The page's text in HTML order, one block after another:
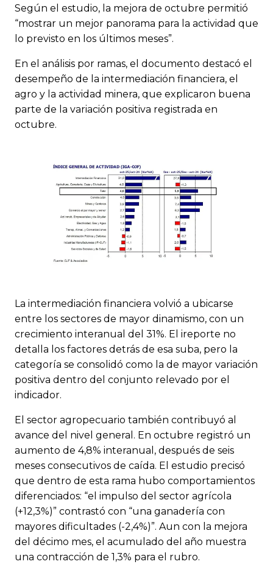
Según el estudio, la mejora de octubre permitió
“mostrar un mejor panorama para la actividad que
lo previsto en los últimos meses”.
En el análisis por ramas, el documento destacó el
desempeño de la intermediación financiera, el
agro y la actividad minera, que explicaron buena
parte de la variación positiva registrada en
octubre.
La intermediación financiera volvió a ubicarse
entre los sectores de mayor dinamismo, con un
crecimiento interanual del 31%. El ireporte no
detalla los factores detrás de esa suba, pero la
categoría se consolidó como la de mayor variación
positiva dentro del conjunto relevado por el
indicador.
El sector agropecuario también contribuyó al
avance del nivel general. En octubre registró un
aumento de 4,8% interanual, después de seis
meses consecutivos de caída. El estudio precisó
que dentro de esta rama hubo comportamientos
diferenciados: “el impulso del sector agrícola
(+12,3%)” contrastó con “una ganadería con
mayores dificultades (-2,4%)”. Aun con la mejora
del décimo mes, el acumulado del año muestra
una contracción de 1,3% para el rubro.